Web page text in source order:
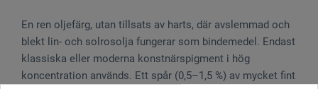
En ren oljefärg, utan tillsats av harts, där avslemmad och
blekt lin- och solrosolja fungerar som bindemedel. Endast
klassiska eller moderna konstnärspigment i hög
koncentration används. Ett spår (0,5–1,5 %) av mycket fint